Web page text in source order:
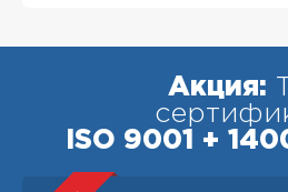
Акция:
ISO 9001 +